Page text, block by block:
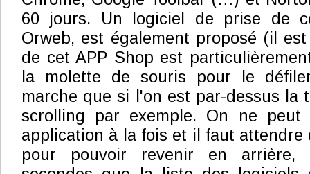
60 jours. Un logiciel de prise de
Orweb, est également proposé (il
de cet APP Shop est
la molette de souris pour le
marche que si l'on est par-dessus la
scrolling par exemple. On ne peut
application à la fois et il faut attendre
pour pouvoir revenir en arrière,